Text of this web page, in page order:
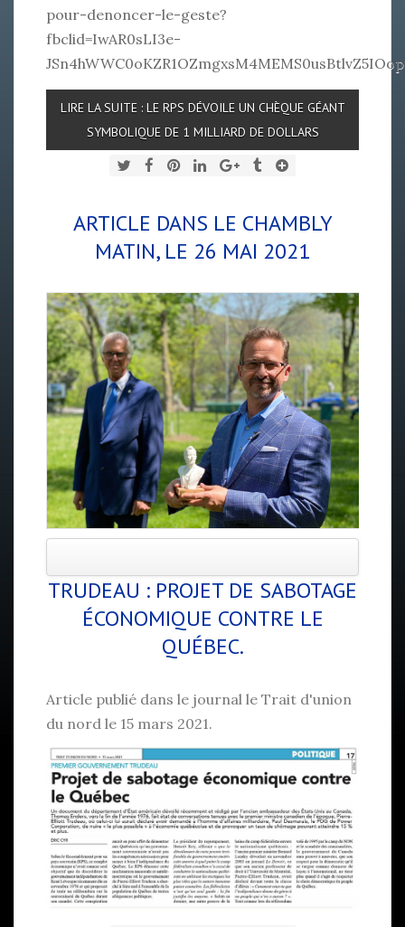
pour-denoncer-le-geste?
fbclid=IwAR0sLI3e-
LIRE LA SUITE : LE RPS DÉVOILE UN CHÈQUE GÉANT
SYMBOLIQUE DE 1 MILLIARD DE DOLLARS
ARTICLE DANS LE CHAMBLY
MATIN, LE 26 MAI 2021
matin», le 26 mai dernier.
Remise du Prix Louis-Joseph-Papineau
2021 au Chef du Bloc Québécois,
monsieur Yves-François Blanchet
dans le magnifique décor extérieur
dans le parc des Patriotes, à Beloeil.
LIRE LA SUITE : ARTICLE DANS LE CHAMBLY
MATIN, LE 26 MAI 2021
TRUDEAU : PROJET DE SABOTAGE
ÉCONOMIQUE CONTRE LE
QUÉBEC.
Article publié dans le journal le Trait d'union
du nord le 15 mars 2021.